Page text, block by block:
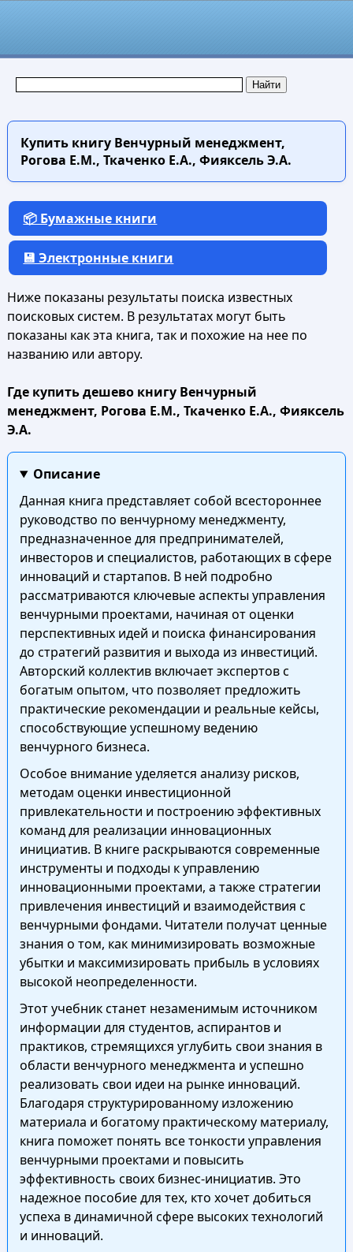
Купить книгуВенчурный менеджмент,
Рогова Е.М., Ткаченко Е.А., Фияксель Э.А.
📦 Бумажные книги
💾 Электронные книги
Ниже показаны результаты поиска известных
поисковых систем. В результатах могут быть
показаны как эта книга, так и похожие на нее по
названию или автору.
Где купить дешево книгу Венчурный
менеджмент, Рогова Е.М., Ткаченко Е.А., Фияксель
Э.А.
Описание
Данная книга представляет собой всестороннее
руководство по венчурному менеджменту,
предназначенное для предпринимателей,
инвесторов и специалистов, работающих в сфере
инноваций и стартапов. В ней подробно
рассматриваются ключевые аспекты управления
венчурными проектами, начиная от оценки
перспективных идей и поиска финансирования
до стратегий развития и выхода из инвестиций.
Авторский коллектив включает экспертов с
богатым опытом, что позволяет предложить
практические рекомендации и реальные кейсы,
способствующие успешному ведению
венчурного бизнеса.
Особое внимание уделяется анализу рисков,
методам оценки инвестиционной
привлекательности и построению эффективных
команд для реализации инновационных
инициатив. В книге раскрываются современные
инструменты и подходы к управлению
инновационными проектами, а также стратегии
привлечения инвестиций и взаимодействия с
венчурными фондами. Читатели получат ценные
знания о том, как минимизировать возможные
убытки и максимизировать прибыль в условиях
высокой неопределенности.
Этот учебник станет незаменимым источником
информации для студентов, аспирантов и
практиков, стремящихся углубить свои знания в
области венчурного менеджмента и успешно
реализовать свои идеи на рынке инноваций.
Благодаря структурированному изложению
материала и богатому практическому материалу,
книга поможет понять все тонкости управления
венчурными проектами и повысить
эффективность своих бизнес-инициатив. Это
надежное пособие для тех, кто хочет добиться
успеха в динамичной сфере высоких технологий
и инноваций.